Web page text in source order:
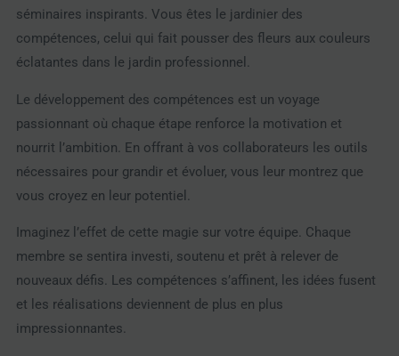
séminaires inspirants. Vous êtes le jardinier des
compétences, celui qui fait pousser des fleurs aux couleurs
éclatantes dans le jardin professionnel.
Le développement des compétences est un voyage
passionnant où chaque étape renforce la motivation et
nourrit l’ambition. En offrant à vos collaborateurs les outils
nécessaires pour grandir et évoluer, vous leur montrez que
vous croyez en leur potentiel.
Imaginez l’effet de cette magie sur votre équipe. Chaque
membre se sentira investi, soutenu et prêt à relever de
nouveaux défis. Les compétences s’affinent, les idées fusent
et les réalisations deviennent de plus en plus
impressionnantes.